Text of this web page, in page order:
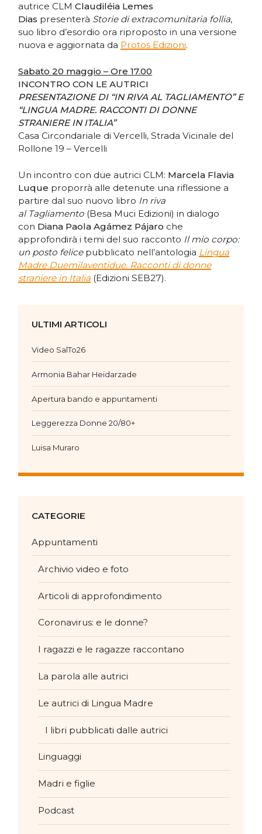
autrice CLMClaudiléia Lemes
Dias presenterà Storie di extracomunitaria follia,
suo libro d’esordio ora riproposto in una versione
nuova e aggiornata da Protos Edizioni.
Sabato 20 maggio – Ore 17.00
INCONTRO CON LE AUTRICI
PRESENTAZIONE DI “IN RIVA AL TAGLIAMENTO” E
“LINGUA MADRE. RACCONTI DI DONNE
STRANIERE IN ITALIA”
Casa Circondariale di Vercelli, Strada Vicinale del
Rollone 19 – Vercelli
Un incontro con due autrici CLM: Marcela Flavia
Luque proporrà alle detenute una riflessione a
partire dal suo nuovo libro In riva
al Tagliamento (Besa Muci Edizioni) in dialogo
con Diana Paola Agámez Pájaro che
approfondirà i temi del suo racconto Il mio corpo:
un posto felicepubblicato nell’antologia Lingua
Madre Duemilaventidue. Racconti di donne
straniere in Italia (Edizioni SEB27).
ULTIMI ARTICOLI
Video SalTo26
Armonia Bahar Heidarzade
Apertura bando e appuntamenti
Leggerezza Donne 20/80+
Luisa Muraro
CATEGORIE
Appuntamenti
Archivio video e foto
Articoli di approfondimento
Coronavirus: e le donne?
I ragazzi e le ragazze raccontano
La parola alle autrici
Le autrici di Lingua Madre
I libri pubblicati dalle autrici
Linguaggi
Madri e figlie
Podcast